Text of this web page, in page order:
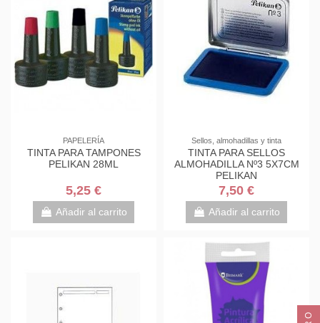
PAPELERÍA
TINTA PARA TAMPONES
PELIKAN 28ML
5,25 €
Añadir al carrito
Sellos, almohadillas y tinta
TINTA PARA SELLOS
ALMOHADILLA Nº3 5X7CM
PELIKAN
7,50 €
Añadir al carrito